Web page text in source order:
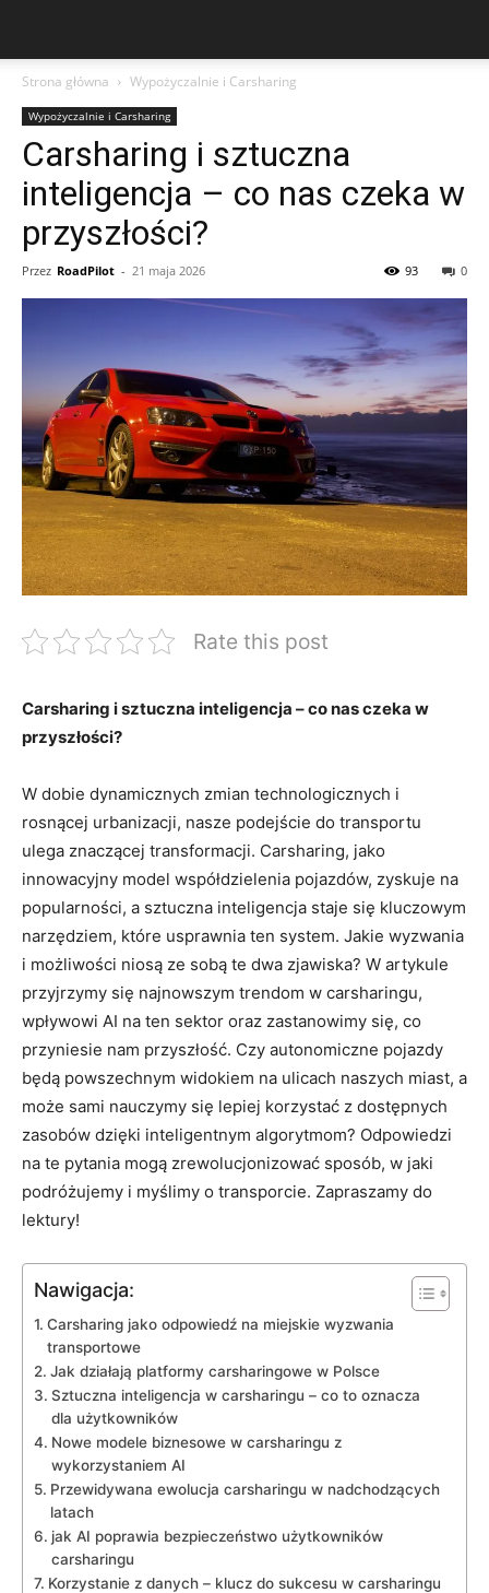
Strona główna Wypożyczalnie i Carsharing
Wypożyczalnie i Carsharing
Carsharing i sztuczna
inteligencja – co nas czeka w
przyszłości?
Przez RoadPilot - 21 maja 2026 0
93
Rate this post
Carsharing i sztuczna inteligencja – co nas czeka w
przyszłości?
W dobie dynamicznych zmian technologicznych i
rosnącej urbanizacji, nasze podejście do transportu
ulega znaczącej transformacji. Carsharing, jako
innowacyjny model współdzielenia pojazdów, zyskuje na
popularności, a sztuczna inteligencja staje się kluczowym
narzędziem, które usprawnia ten system. Jakie wyzwania
i możliwości niosą ze sobą te dwa zjawiska? W artykule
przyjrzymy się najnowszym trendom w carsharingu,
wpływowi AI na ten sektor oraz zastanowimy się, co
przyniesie nam przyszłość. Czy autonomiczne pojazdy
będą powszechnym widokiem na ulicach naszych miast, a
może sami nauczymy się lepiej korzystać z dostępnych
zasobów dzięki inteligentnym algorytmom? Odpowiedzi
na te pytania mogą zrewolucjonizować sposób, w jaki
podróżujemy i myślimy o transporcie. Zapraszamy do
lektury!
Nawigacja:
Carsharing jako odpowiedź na miejskie wyzwania
transportowe
Jak działają platformy carsharingowe w Polsce
Sztuczna inteligencja w carsharingu – co to oznacza
dla użytkowników
Nowe modele biznesowe w carsharingu z
wykorzystaniem AI
Przewidywana ewolucja carsharingu w nadchodzących
latach
jak AI poprawia bezpieczeństwo użytkowników
carsharingu
Korzystanie z danych – klucz do sukcesu w carsharingu